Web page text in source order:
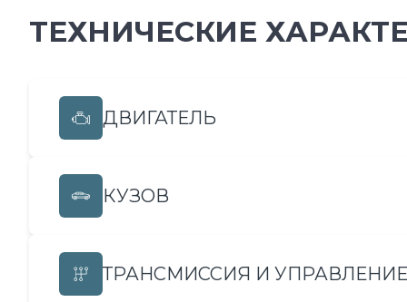
ТЕХНИЧЕСКИЕ
ДВИГАТЕЛЬ
КУЗОВ
ТРАНСМИССИЯ И УПРАВЛЕНИЕ